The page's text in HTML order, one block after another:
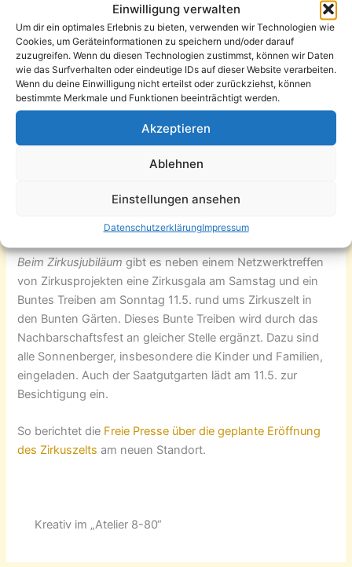
Einwilligung verwalten
Um dir ein optimales Erlebnis zu bieten, verwenden wir Technologien wie
Cookies, um Geräteinformationen zu speichern und/oder darauf
zuzugreifen. Wenn du diesen Technologien zustimmst, können wir Daten
wie das Surfverhalten oder eindeutige IDs auf dieser Website verarbeiten.
Wenn du deine Einwilligung nicht erteilst oder zurückziehst, können
bestimmte Merkmale und Funktionen beeinträchtigt werden.
Akzeptieren
Ablehnen
Einstellungen ansehen
DatenschutzerklärungImpressum
Sonnenbergrundgang verschiedene Einrichtungen
besucht. Am 10.5. vormittags gibt es einen Austausch mit
Vertretern aus Usti nad Labem zur Arbeit mit Behinderten,
nachmittags ist das Nachbarschaftsfest am
Mehrgenerationenhaus in Kappel mit einem historischen
Shuttlebus vom Sonnenberg dorthin. Am Sonntag ab 12.00
Uhr ist das Nachbarschafts- und Zirkusfest des
Sonnenbergs an den Bunten Gärten. Vorbeikommen lohnt
Das genaue Programm für den Sonnenberg finden Sie hier
progr Nachbarschaftstag 2014
Beim Zirkusjubiläum gibt es neben einem Netzwerktreffen
von Zirkusprojekten eine Zirkusgala am Samstag und ein
Buntes Treiben am Sonntag 11.5. rund ums Zirkuszelt in
den Bunten Gärten. Dieses Bunte Treiben wird durch das
Nachbarschaftsfest an gleicher Stelle ergänzt. Dazu sind
alle Sonnenberger, insbesondere die Kinder und Familien,
eingeladen. Auch der Saatgutgarten lädt am 11.5. zur
Besichtigung ein.
So berichtet die Freie Presse über die geplante Eröffnung
des Zirkuszelts am neuen Standort.
Kreativ im „Atelier 8-80“